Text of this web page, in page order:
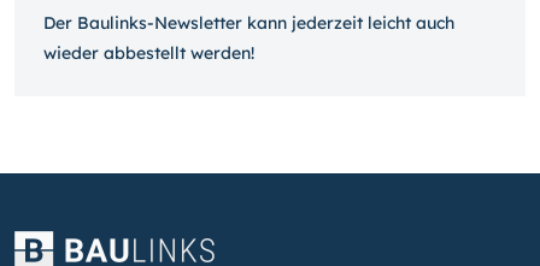
Der Baulinks-Newsletter kann jeder­zeit leicht auch
wieder ab­bestellt werden!